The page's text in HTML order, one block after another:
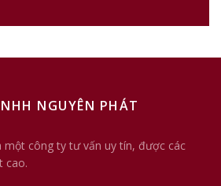
NGUYÊN PHÁT
một công ty tư vấn uy tín, được các
cao.